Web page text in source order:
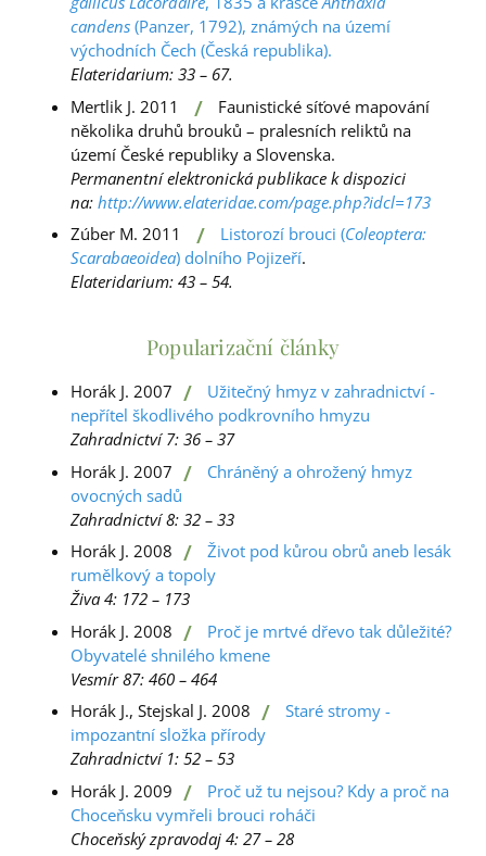
candens (Panzer, 1792), známých na území
východních Čech (Česká republika).
Elateridarium: 33 – 67.
Mertlik J. 2011
/
Faunistické síťové mapování
několika druhů brouků – pralesních reliktů na
území České republiky a Slovenska.
Permanentní elektronická publikace k dispozici
na: http://www.elateridae.com/page.php?idcl=173
Zúber M. 2011
/ Listorozí brouci (Coleoptera:
Scarabaeoidea) dolního Pojizeří.
Elateridarium: 43 – 54.
Popularizační články
Horák J. 2007 /
Užitečný hmyz v zahradnictví -
nepřítel škodlivého podkrovního hmyzu
Zahradnictví 7: 36 – 37
Horák J. 2007 /
Chráněný a ohrožený hmyz
ovocných sadů
Zahradnictví 8: 32 – 33
Horák J. 2008 /
Život pod kůrou obrů aneb lesák
rumělkový a topoly
Živa 4: 172 – 173
Horák J. 2008 /
Proč je mrtvé dřevo tak důležité?
Obyvatelé shnilého kmene
Vesmír 87: 460 – 464
Horák J., Stejskal J. 2008 /
Staré stromy -
impozantní složka přírody
Zahradnictví 1: 52 – 53
Horák J. 2009 /
Proč už tu nejsou? Kdy a proč na
Choceňsku vymřeli brouci roháči
Choceňský zpravodaj 4: 27 – 28